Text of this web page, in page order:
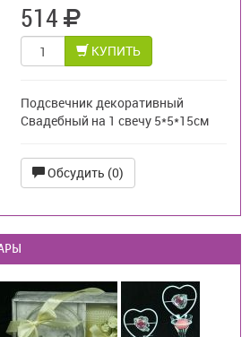
514
КУПИТЬ
Подсвечник декоративный
Свадебный на 1 свечу 5*5*15см
Обсудить (0)